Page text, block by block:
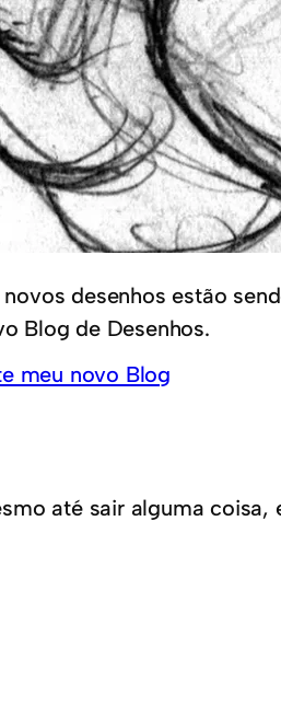
desenhos estão
Blog de Desenhos.
meu novo Blog
até sair alguma